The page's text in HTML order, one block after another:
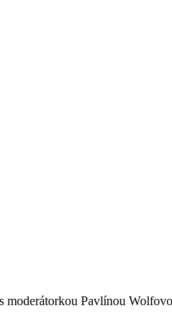
Pavlínou